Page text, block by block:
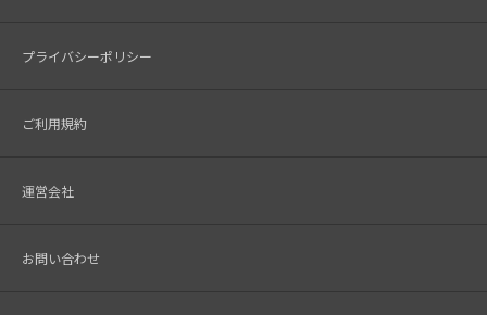
プライバシーポリシー
ご利用規約
運営会社
お問い合わせ